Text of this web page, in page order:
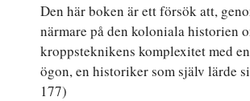
Den här boken är ett försök att,
närmare på den koloniala historien
kroppsteknikens komplexitet med
ögon, en historiker som själv lärde
177)